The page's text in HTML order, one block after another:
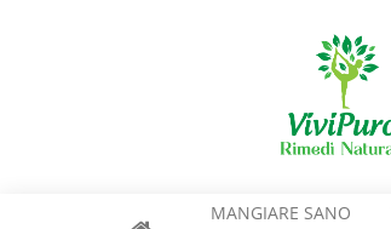
MANGIARE SANO